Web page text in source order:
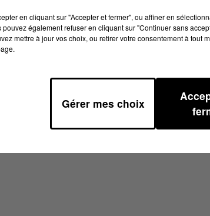
en cliquant sur "Accepter et fermer", ou affiner en
pouvez également refuser en cliquant sur "Continuer sans
mettre à jour vos choix, ou retirer votre consentement à tout
Gérer mes choix